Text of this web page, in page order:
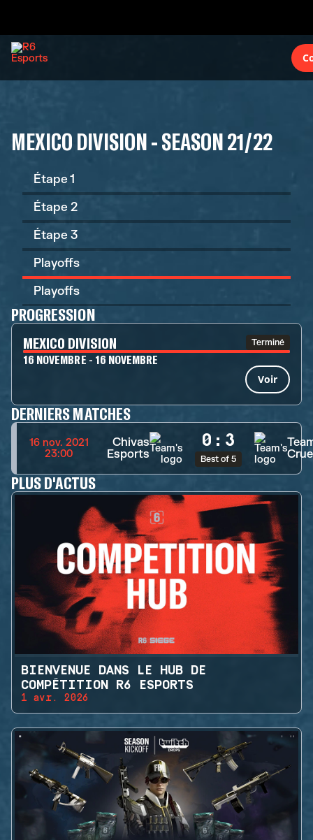
MEXICO DIVISION - SEASON 21/22
Étape 1
Étape 2
Étape 3
Playoffs
Playoffs
PROGRESSION
MEXICO DIVISION Terminé
16 NOVEMBRE - 16 NOVEMBRE
Voir
DERNIERS MATCHES
16 nov. 2021
23:00
Chivas
Esports
0 : 3
Best of 5
PLUS D'ACTUS
BIENVENUE DANS LE HUB DE
COMPÉTITION R6 ESPORTS
1 avr. 2026